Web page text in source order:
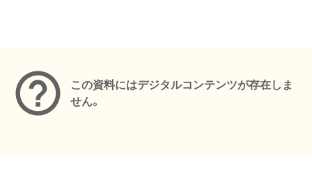
この資料にはデジタルコンテンツが存在しま
せん。